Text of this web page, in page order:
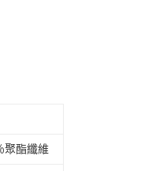
聚酯纖維